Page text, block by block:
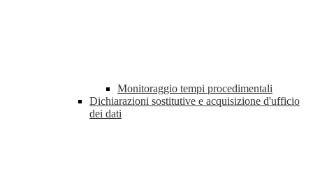
Monitoraggio tempi procedimentali
Dichiarazioni sostitutive e acquisizione d'ufficio
dei dati